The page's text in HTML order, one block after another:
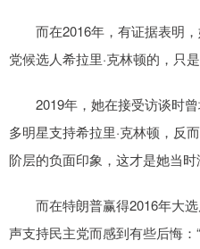
而在2016年，有证据表明，
党候选人希拉里·克林顿的，只
2019年，她在接受访谈时曾
多明星支持希拉里·克林顿，反
阶层的负面印象，这才是她当时
而在特朗普赢得2016年大选
声支持民主党而感到有些后悔